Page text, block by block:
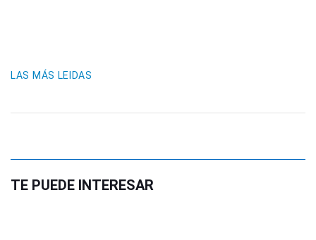
LAS MÁS LEIDAS
TE PUEDE INTERESAR